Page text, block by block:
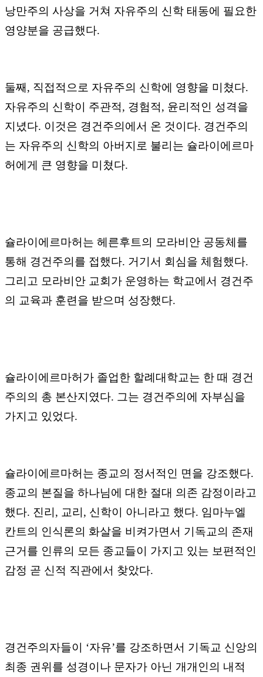
낭만주의 사상을 거쳐 자유주의 신학 태동에 필요한
영양분을 공급했다.
둘째 , 직접적으로 자유주의 신학에 영향을 미쳤다.
자유주의 신학이 주관적, 경험적, 윤리적인 성격을
지녔다. 이것은 경건주의에서 온 것이다. 경건주의
는 자유주의 신학의 아버지로 불리는 슐라이에르마
허에게 큰 영향을 미쳤다.
슐라이에르마허는 헤른후트의 모라비안 공동체를
통해 경건주의를 접했다. 거기서 회심을 체험했다.
그리고 모라비안 교회가 운영하는 학교에서 경건주
의 교육과 훈련을 받으며 성장했다.
슐라이에르마허가 졸업한 할례대학교는 한 때 경건
주의의 총 본산지였다. 그는 경건주의에 자부심을
가지고 있었다.
슐라이에르마허는 종교의 정서적인 면을 강조했다.
종교의 본질을 하나님에 대한 절대 의존 감정이라고
했다. 진리 , 교리 , 신학이 아니라고 했다. 임마누엘
칸트의 인식론의 화살을 비켜가면서 기독교의 존재
근거를 인류의 모든 종교들이 가지고 있는 보편적인
감정 곧 신적 직관에서 찾았다.
경건주의자들이 ‘자유’를 강조하면서 기독교 신앙의
최종 권위를 성경이나 문자가 아닌 개개인의 내적